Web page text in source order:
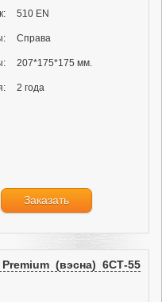
510 EN
Справа
207*175*175 мм.
2 года
Заказать
(вэсна) 6СТ-55